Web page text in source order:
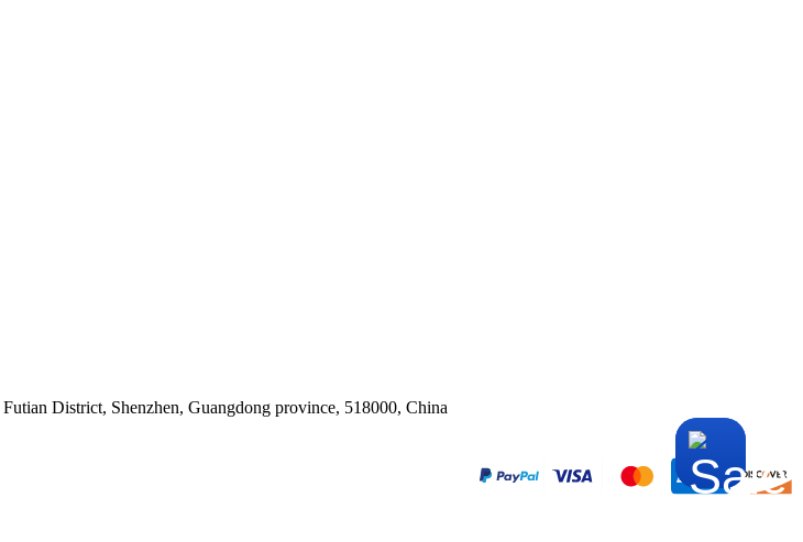
District, Shenzhen, Guangdong province, 518000, China